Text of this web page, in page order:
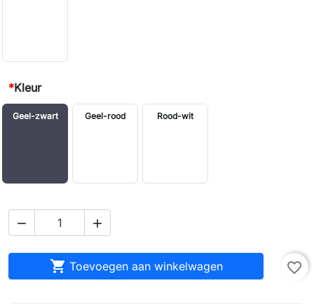
*Kleur
Geel-zwart Geel-rood Rood-wit
 
 Toevoegen aan winkelwagen favorite_border